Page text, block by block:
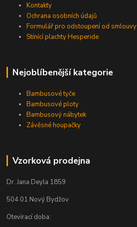
Kontakty
Ochrana osobních údajů
Formulář pro odstoupení od smlouvy
Stínící plachty Hesperide
Nejoblíbenější kategorie
Bambusové tyče
Bambusové ploty
Bambusový nábytek
Závěsné houpačky
Vzorková prodejna
Dr. Jana Deyla 1859
504 01 Nový Bydžov
Otevírací doba: